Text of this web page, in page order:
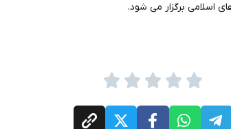
اسلامی برگزار می شود.